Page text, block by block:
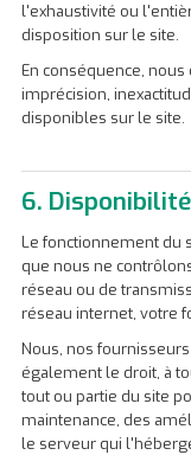
l'exhaustivité ou
disposition sur le site.
En conséquence,
imprécision,
disponibles sur le site.
6. Disponibilité
Le fonctionnement du
que nous ne
réseau ou de
réseau internet, votre
Nous, nos
également le droit, à
tout ou partie du site
maintenance, des
le serveur qui